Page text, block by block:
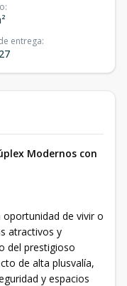
:
entrega:
Modernos con
de vivir o
atractivos y
del prestigioso
de alta plusvalía,
y espacios